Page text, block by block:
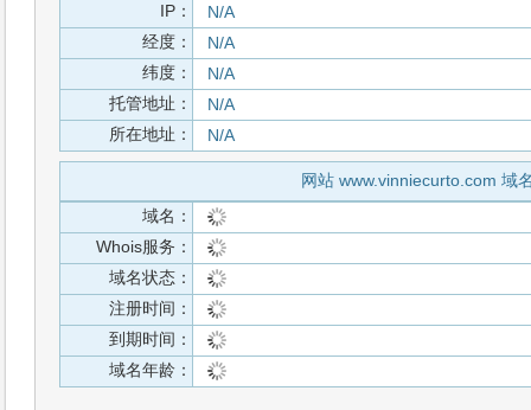
IP：
N/A
经度：
N/A
纬度：
N/A
托管地址：
N/A
所在地址：
N/A
网站 www.vinniecurto.com 域
域名：
Whois服务：
域名状态：
注册时间：
到期时间：
域名年龄：